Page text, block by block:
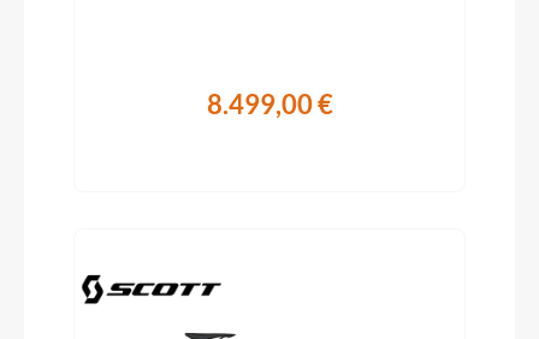
8.499,00 €